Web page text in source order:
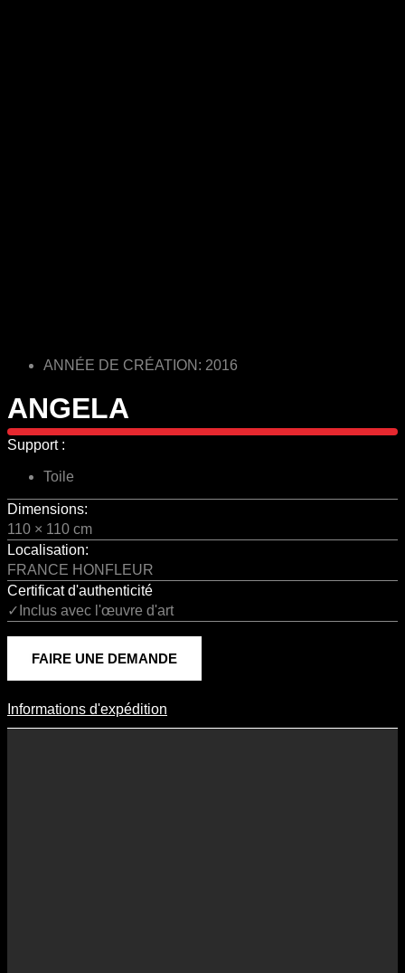
ANNÉE DE CRÉATION: 2016
ANGELA
Support :
Toile
Dimensions:
110 × 110 cm
Localisation:
FRANCE HONFLEUR
Certificat d'authenticité
✓Inclus avec l'œuvre d'art
FAIRE UNE DEMANDE
Informations D'expédition
Informations d'expédition